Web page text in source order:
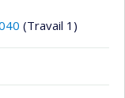
(Travail 1)